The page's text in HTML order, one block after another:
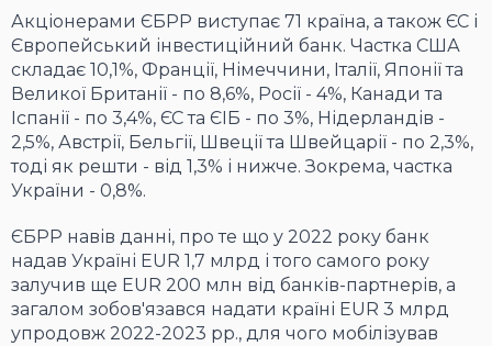
Акціонерами ЄБРР виступає 71 країна, а також ЄС і
Європейський інвестиційний банк. Частка США
складає 10,1%, Франції, Німеччини, Італії, Японії та
Великої Британії - по 8,6%, Росії - 4%, Канади та
Іспанії - по 3,4%, ЄС та ЄІБ - по 3%, Нідерландів -
2,5%, Австрії, Бельгії, Швеції та Швейцарії - по 2,3%,
тоді як решти - від 1,3% і нижче. Зокрема, частка
України - 0,8%.
ЄБРР навів данні, про те що у 2022 року банк
надав Україні EUR 1,7 млрд і того самого року
залучив ще EUR 200 млн від банків-партнерів, а
загалом зобов'язався надати країні EUR 3 млрд
упродовж 2022-2023 рр., для чого мобілізував